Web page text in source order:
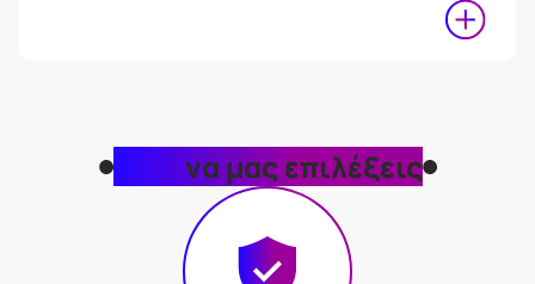
Γιατί να μας επιλέξεις